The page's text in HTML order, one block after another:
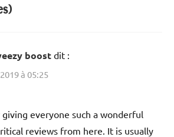
boost dit :
à 05:25
everyone such a wonderful
reviews from here. It is usually